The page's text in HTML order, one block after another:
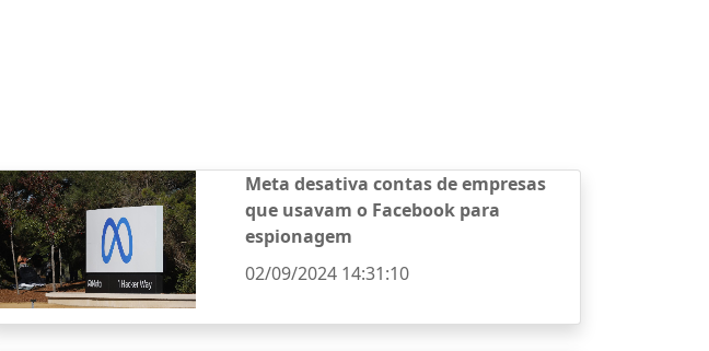
Meta desativa contas de empresas
que usavam o Facebook para
espionagem
02/09/2024 14:31:10